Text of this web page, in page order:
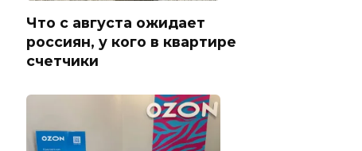
Что с августа ожидает
россиян, у кого в квартире
счетчики